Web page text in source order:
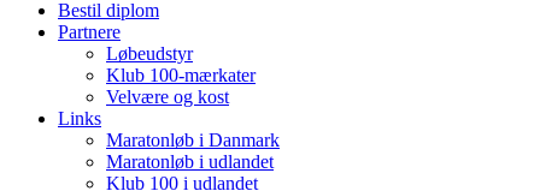
Bestil diplom
Partnere
Løbeudstyr
Klub 100-mærkater
Velvære og kost
Links
Maratonløb i Danmark
Maratonløb i udlandet
Klub 100 i udlandet